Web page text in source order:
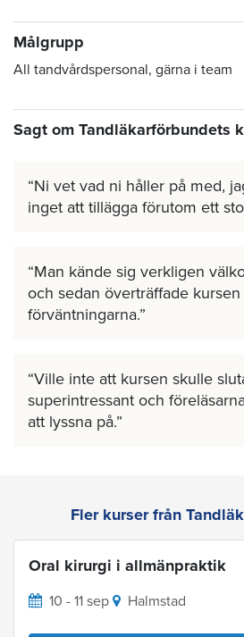
Målgrupp
All tandvårdspersonal, gärna i team
Sagt om Tandläkarförbundets
Ni vet vad ni håller på med,
inget att tillägga förutom ett
Man kände sig verkligen
och sedan överträffade kursen
förväntningarna.
Ville inte att kursen skulle
superintressant och
att lyssna på.
Fler kurser från
Oral kirurgi i allmänpraktik
10 - 11 sep Halmstad